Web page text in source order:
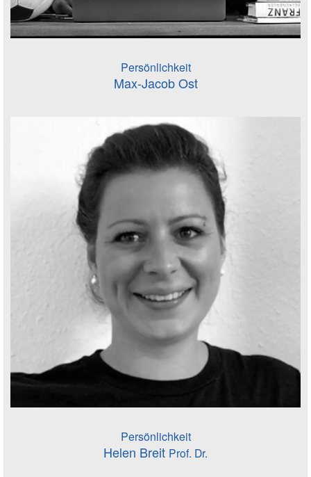
Persönlichkeit
Max-Jacob Ost
Persönlichkeit
Helen Breit Prof. Dr.